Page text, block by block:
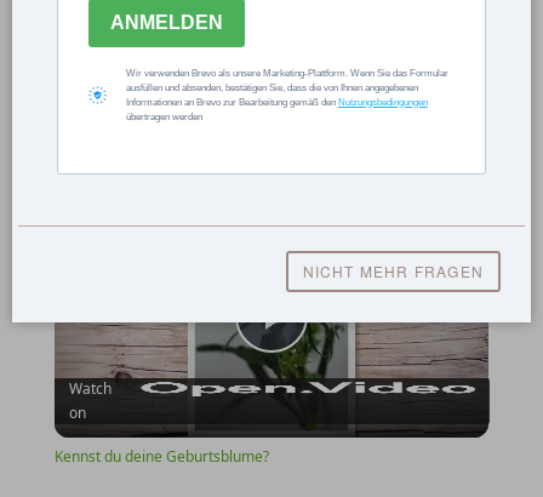
Play
Video
Kennst du deine Geburtsblume?
Watch
on
Kennst du deine Geburtsblume?
ANMELDEN
Wir verwenden Brevo als unsere Marketing-Plattform. Wenn Sie das Formular
ausfüllen und absenden, bestätigen Sie, dass die von Ihnen angegebenen
Informationen an Brevo zur Bearbeitung gemäß den Nutzungsbedingungen
übertragen werden
NICHT MEHR FRAGEN